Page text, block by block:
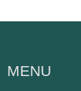
MENU